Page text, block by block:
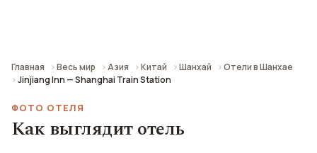
Главная Весь мир Азия Китай Шанхай
Отели в Шанхае
Jinjiang Inn — Shanghai Train Station
ФОТО ОТЕЛЯ
Как выглядит отель